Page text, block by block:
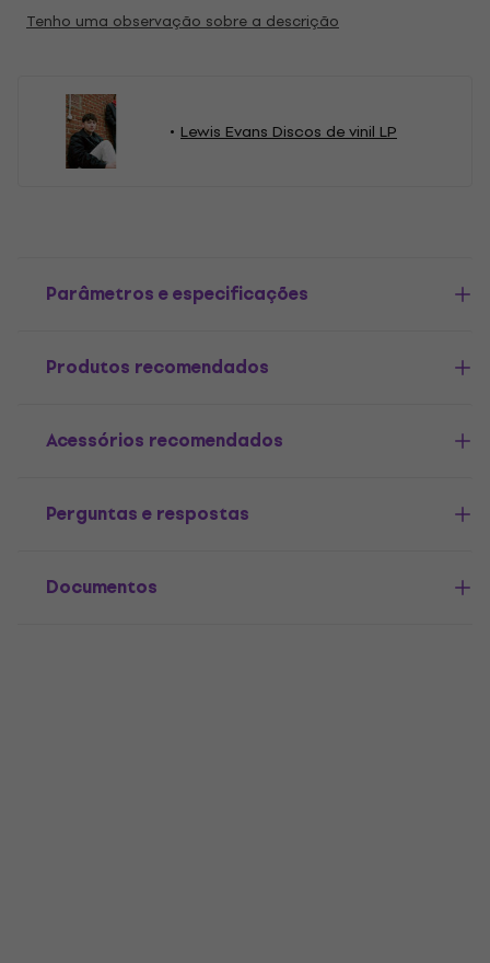
Tenho uma observação sobre a descrição
Lewis Evans Discos de vinil LP
Parâmetros e especificações
Produtos recomendados
Acessórios recomendados
Perguntas e respostas
Documentos